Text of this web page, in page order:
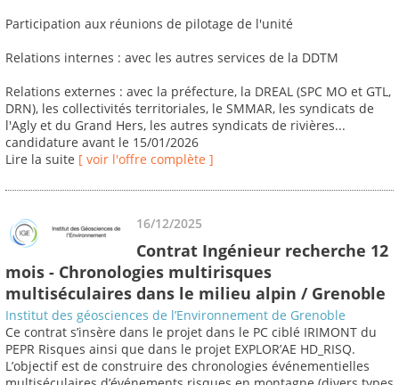
Participation aux réunions de pilotage de l'unité
Relations internes : avec les autres services de la DDTM
Relations externes : avec la préfecture, la DREAL (SPC MO et GTL,
DRN), les collectivités territoriales, le SMMAR, les syndicats de
l'Agly et du Grand Hers, les autres syndicats de rivières...
candidature avant le 15/01/2026
Lire la suite [ voir l'offre complète ]
16/12/2025
Contrat Ingénieur recherche 12
mois - Chronologies multirisques
multiséculaires dans le milieu alpin / Grenoble
Institut des géosciences de l’Environnement de Grenoble
Ce contrat s’insère dans le projet dans le PC ciblé IRIMONT du
PEPR Risques ainsi que dans le projet EXPLOR’AE HD_RISQ.
L’objectif est de construire des chronologies événementielles